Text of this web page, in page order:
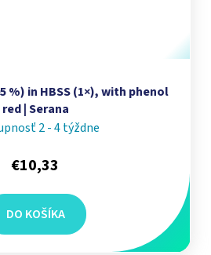
%) in HBSS (1×), with phenol
red | Serana
2 - 4 týždne
€10,33
DO KOŠÍKA